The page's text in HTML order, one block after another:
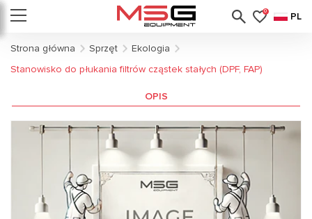
0 PL
Strona główna Sprzęt
Еkologia
Stanowisko do płukania filtrów cząstek stałych (DPF, FAP)
OPIS